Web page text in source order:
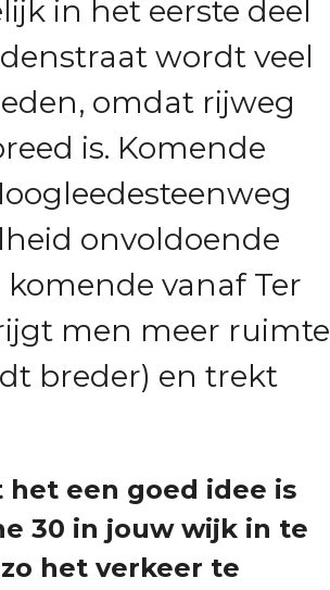
in het eerste deel
wordt veel
omdat rijweg
is. Komende
onvoldoende
vanaf Ter
men meer ruimte
breder) en trekt
het een goed idee is
30 in jouw wijk in te
het verkeer te